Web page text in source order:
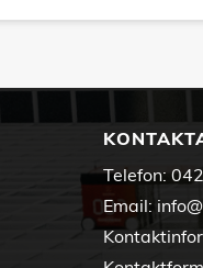
Telefon:
Email: